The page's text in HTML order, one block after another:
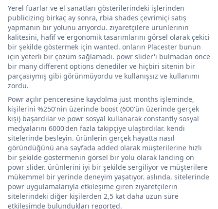
Yerel fuarlar ve el sanatları gösterilerindeki işlerinden
publicizing birkaç ay sonra, rbia shades çevrimiçi satış
yapmanın bir yolunu arıyordu. ziyaretçilere ürünlerinin
kalitesini, hafif ve ergonomik tasarımlarını görsel olarak çekici
bir şekilde göstermek için wanted. onların Placester bunun
için yeterli bir çözüm sağlamadı. powr slider'ı bulmadan önce
bir many different options denediler ve hiçbiri sitenin bir
parçasıymış gibi görünmüyordu ve kullanışsız ve kullanımı
zordu.
Powr açılır penceresine kaydolma just months işleminde,
kişilerini %250'nin üzerinde boost (600'ün üzerinde gerçek
kişi) başardılar ve powr sosyal kullanarak constantly sosyal
medyalarını 6000'den fazla takipçiye ulaştırdılar. kendi
sitelerinde besleyin. ürünlerin gerçek hayatta nasıl
göründüğünü ana sayfada added olarak müşterilerine hızlı
bir şekilde göstermenin görsel bir yolu olarak landing on
powr slider. ürünlerini iyi bir şekilde sergiliyor ve müşterilere
mükemmel bir yerinde deneyim yaşatıyor. aslında, sitelerinde
powr uygulamalarıyla etkileşime giren ziyaretçilerin
sitelerindeki diğer kişilerden 2,5 kat daha uzun süre
etkileşimde bulundukları reported.